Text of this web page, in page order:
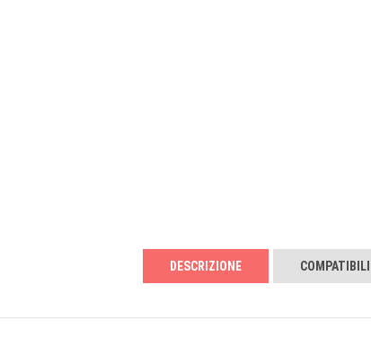
DESCRIZIONE